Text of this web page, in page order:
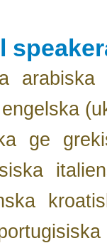
arabiska
engelska
ge